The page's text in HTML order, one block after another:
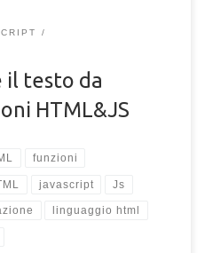
il testo da
HTML&JS
funzioni
javascript Js
linguaggio html